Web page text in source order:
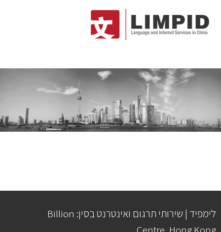
לימפיד | שירותי תרגום ואינטרנט בסין: Billion